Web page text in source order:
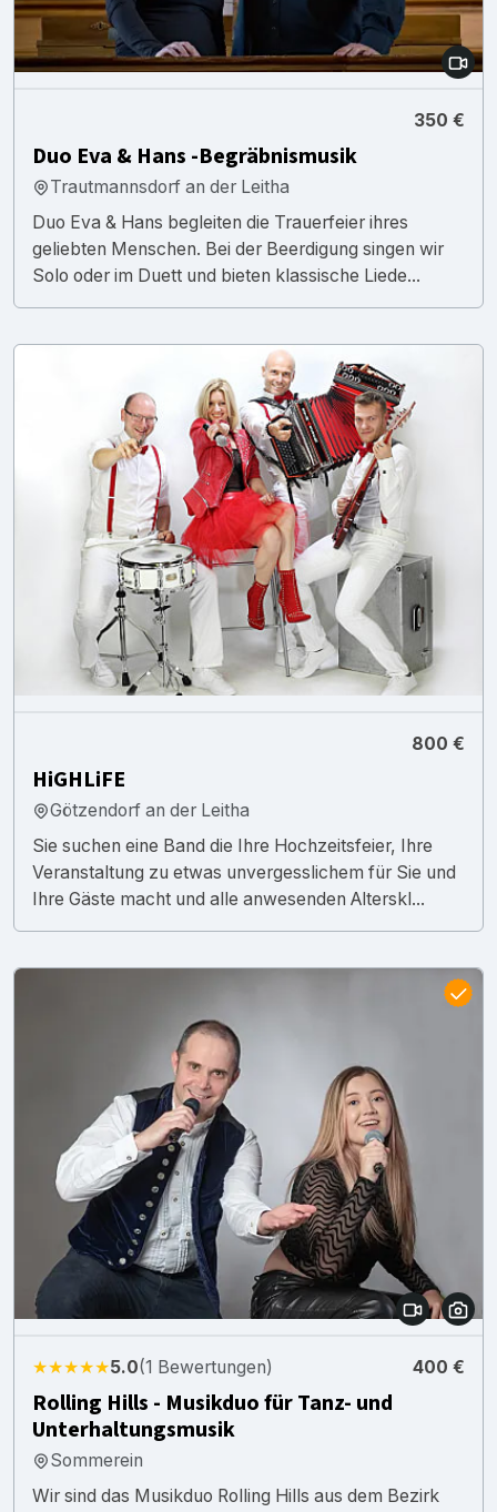
350 €
Duo Eva & Hans -Begräbnismusik
Trautmannsdorf an der Leitha
Duo Eva & Hans begleiten die Trauerfeier ihres
geliebten Menschen. Bei der Beerdigung singen wir
Solo oder im Duett und bieten klassische Liede...
800 €
HiGHLiFE
Götzendorf an der Leitha
Sie suchen eine Band die Ihre Hochzeitsfeier, Ihre
Veranstaltung zu etwas unvergesslichem für Sie und
Ihre Gäste macht und alle anwesenden Alterskl...
★★★★★5.0(1 Bewertungen) 400 €
Rolling Hills - Musikduo für Tanz- und
Unterhaltungsmusik
Sommerein
Wir sind das Musikduo Rolling Hills aus dem Bezirk